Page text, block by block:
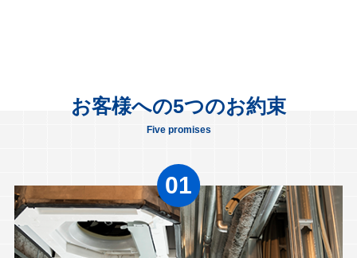
お客様への5つのお約束
Five promises
01